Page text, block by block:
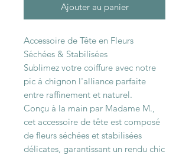
Ajouter au panier
Accessoire de Tête en Fleurs
Séchées & Stabilisées
Sublimez votre coiffure avec notre
pic à chignon l'alliance parfaite
entre raffinement et naturel.
Conçu à la main par Madame M.,
cet accessoire de tête est composé
de fleurs séchées et stabilisées
délicates, garantissant un rendu chic